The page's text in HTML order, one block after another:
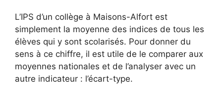
L’IPS d’un collège à Maisons-Alfort est
simplement la moyenne des indices de tous les
élèves qui y sont scolarisés. Pour donner du
sens à ce chiffre, il est utile de le comparer aux
moyennes nationales et de l’analyser avec un
autre indicateur : l’écart-type.